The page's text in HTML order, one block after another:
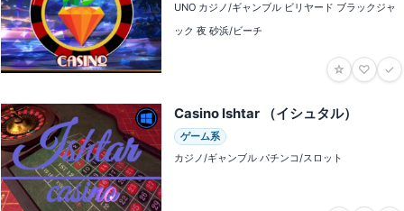
UNO カジノ/ギャンブル ビリヤード ブラックジャ
ック 夜 砂浜/ビーチ
☆ ♡ ✓
Casino Ishtar （イシュタル）
ゲーム系
カジノ/ギャンブル パチンコ/スロット